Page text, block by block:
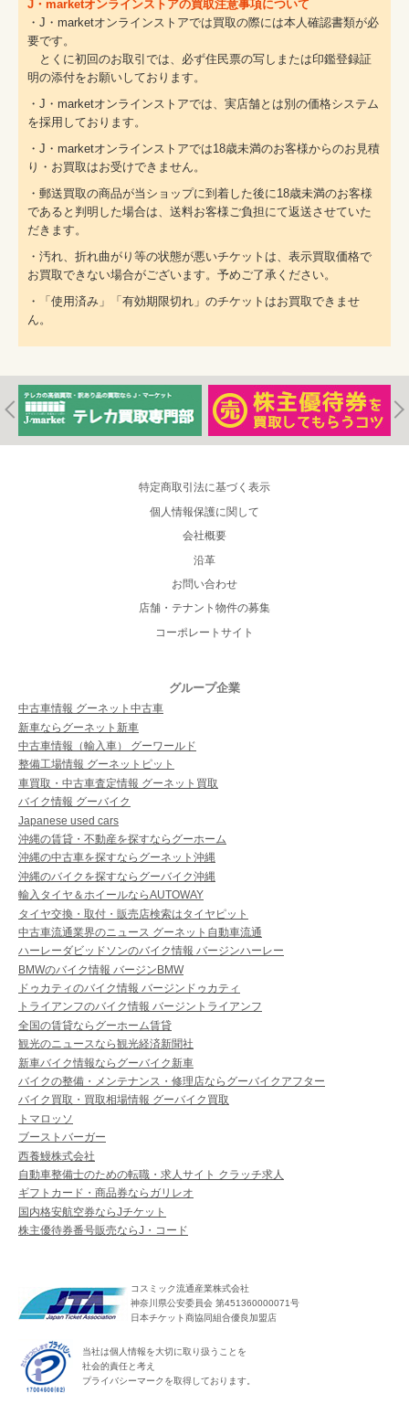
J・marketオンラインストアの買取注意事項について
・J・marketオンラインストアでは買取の際には本人確認書類が必
要です。
とくに初回のお取引では、必ず住民票の写しまたは印鑑登録証
明の添付をお願いしております。
・J・marketオンラインストアでは、実店舗とは別の価格システム
を採用しております。
・J・marketオンラインストアでは18歳未満のお客様からのお見積
り・お買取はお受けできません。
・郵送買取の商品が当ショップに到着した後に18歳未満のお客様
であると判明した場合は、送料お客様ご負担にて返送させていた
だきます。
・汚れ、折れ曲がり等の状態が悪いチケットは、表示買取価格で
お買取できない場合がございます。予めご了承ください。
・「使用済み」「有効期限切れ」のチケットはお買取できませ
ん。
特定商取引法に基づく表示
個人情報保護に関して
会社概要
沿革
お問い合わせ
店舗・テナント物件の募集
コーポレートサイト
グループ企業
中古車情報 グーネット中古車
新車ならグーネット新車
中古車情報（輸入車） グーワールド
整備工場情報 グーネットピット
車買取・中古車査定情報 グーネット買取
バイク情報 グーバイク
Japanese used cars
沖縄の賃貸・不動産を探すならグーホーム
沖縄の中古車を探すならグーネット沖縄
沖縄のバイクを探すならグーバイク沖縄
輸入タイヤ＆ホイールならAUTOWAY
タイヤ交換・取付・販売店検索はタイヤピット
中古車流通業界のニュース グーネット自動車流通
ハーレーダビッドソンのバイク情報 バージンハーレー
BMWのバイク情報 バージンBMW
ドゥカティのバイク情報 バージンドゥカティ
トライアンフのバイク情報 バージントライアンフ
全国の賃貸ならグーホーム賃貸
観光のニュースなら観光経済新聞社
新車バイク情報ならグーバイク新車
バイクの整備・メンテナンス・修理店ならグーバイクアフター
バイク買取・買取相場情報 グーバイク買取
トマロッソ
ブーストバーガー
西養鰻株式会社
自動車整備士のための転職・求人サイト クラッチ求人
ギフトカード・商品券ならガリレオ
国内格安航空券ならJチケット
株主優待券番号販売ならJ・コード
コスミック流通産業株式会社
神奈川県公安委員会 第451360000071号
日本チケット商協同組合優良加盟店
当社は個人情報を大切に取り扱うことを
社会的責任と考え
プライバシーマークを取得しております。